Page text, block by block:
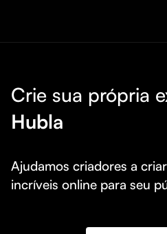
Crie sua própria
Hubla
Ajudamos criadores a
incríveis online para seu